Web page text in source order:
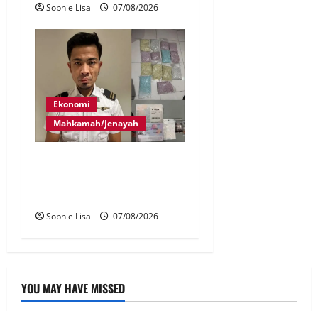
Sophie Lisa 07/08/2026
Ekonomi
Mahkamah/Jenayah
Sophie Lisa 07/08/2026
YOU MAY HAVE MISSED